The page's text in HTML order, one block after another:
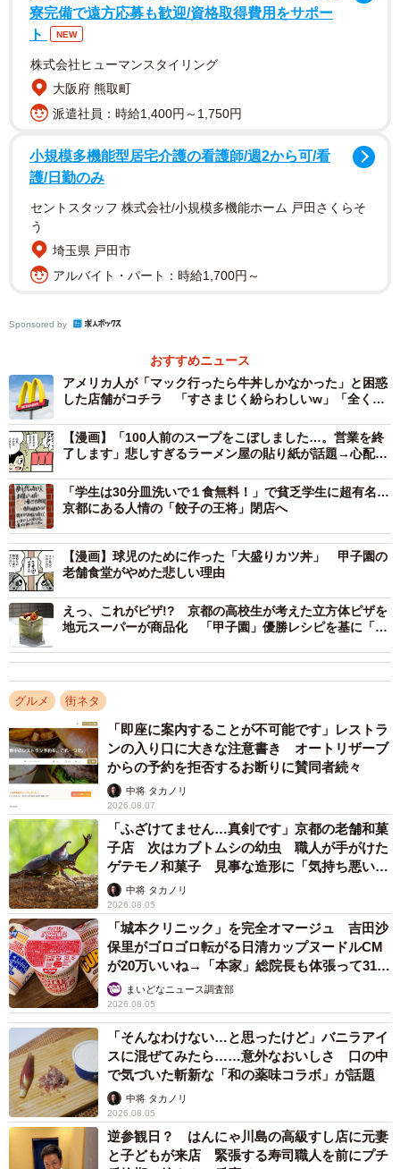
ただ「冷やし中華はじめました」の貼り紙を毎年必ず出し
「出さない理由は、とくにありません」
季節の商品や新商品が、年間でだいたい8種類出るという。
そうなると、やはり「おわりました」より「はじめまし
残暑が落ち着いてきた頃、冷やし中華がメニューからひっ
そりと消えていることに気付いたとき、夏の終わりを実感
2/3
ツルっとしたのどごしが心地よい冷やし中華（aijiro/stock.adobe.com）
冷やし中華発祥の地は昭和初期の東京と仙台
である。その発祥を調べていくと、まず、東京の神田神保
町が発祥だとする説が浮上した。その元になったお店が、
今も営業を続けている「揚子江菜館」だ。
「1933（昭和8）年に2代目店主が考案した『五色凉拌麵
（りゃんぱんめん）』、いわゆる五目冷やし中華です。富
士山の四季を彩る料理で、具材は全部で10種類。甘酢タレ
味が特徴です」
「揚子江菜館」からの返信メールには「麺」ではなく
「麵」の字が使われていたから、これが店としての正式表
記なのだろう。
また、ゆで玉子、野菜、ハムなどの具を放射状に盛りつけ
るイメージは、東京から広まったといわれている。
寮完備で遠方応募も歓迎/資格取得費用をサポー
ト
NEW
株式会社ヒューマンスタイリング
大阪府 熊取町
派遣社員：時給1,400円～1,750円
小規模多機能型居宅介護の看護師/週2から可/看
護/日勤のみ
セントスタッフ 株式会社/小規模多機能ホーム 戸田さくらそ
う
埼玉県 戸田市
アルバイト・パート：時給1,700円～
Sponsored by
おすすめニュース
アメリカ人が「マック行ったら牛丼しかなかった」と困惑
した店舗がコチラ 「すさまじく紛らわしいw」「全く同
【漫画】「100人前のスープをこぼしました…。営業を終
了します」悲しすぎるラーメン屋の貼り紙が話題→心配し
「学生は30分皿洗いで１食無料！」で貧乏学生に超有名…
京都にある人情の「餃子の王将」閉店へ
【漫画】球児のために作った「大盛りカツ丼」 甲子園の
老舗食堂がやめた悲しい理由
えっ、これがピザ!? 京都の高校生が考えた立方体ピザを
地元スーパーが商品化 「甲子園」優勝レシピを基に「サ
グルメ 街ネタ
「即座に案内することが不可能です」レストラ
ンの入り口に大きな注意書き オートリザーブ
からの予約を拒否するお断りに賛同者続々
中将 タカノリ
2026.08.07
「ふざけてません…真剣です」京都の老舗和菓
子店 次はカブトムシの幼虫 職人が手がけた
ゲテモノ和菓子 見事な造形に「気持ち悪いく
らいリアル」
中将 タカノリ
2026.08.05
「城本クリニック」を完全オマージュ 吉田沙
保里がゴロゴロ転がる日清カップヌードルCM
が20万いいね→「本家」総院長も体張って31万
いいねまいどなニュース調査部
2026.08.05
「そんなわけない…と思ったけど」バニラアイ
スに混ぜてみたら……意外なおいしさ 口の中
で気づいた斬新な「和の薬味コラボ」が話題
中将 タカノリ
2026.08.05
逆参観日？ はんにゃ川島の高級すし店に元妻
と子どもが来店 緊張する寿司職人を前にプチ